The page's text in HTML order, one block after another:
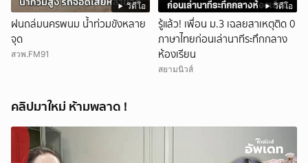
วิดีโอ
ฝนถล่มนครพนม น้ำท่วมขังหลาย
จุด
สวพ.FM91
วิดีโอ
รู้แล้ว! เพื่อน ม.3 เฉลยสาเหตุติด 0
ภาษาไทยก่อนเล่านาทีระทึกกลาง
ห้องเรียน
สยามนิวส์
คลิปมาใหม่ ห้ามพลาด !